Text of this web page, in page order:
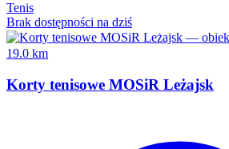
Tenis
Brak dostępności na dziś
19.0 km
Korty tenisowe MOSiR Leżajsk